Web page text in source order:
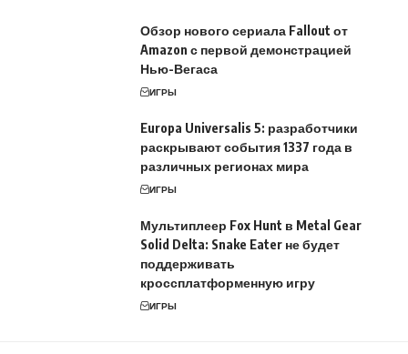
Обзор нового сериала Fallout от
Amazon с первой демонстрацией
Нью-Вегаса
ИГРЫ
Europa Universalis 5: разработчики
раскрывают события 1337 года в
различных регионах мира
ИГРЫ
Мультиплеер Fox Hunt в Metal Gear
Solid Delta: Snake Eater не будет
поддерживать
кроссплатформенную игру
ИГРЫ